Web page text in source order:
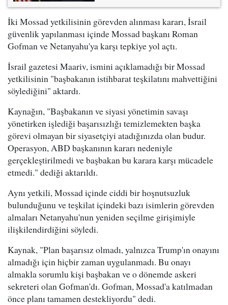
İki Mossad yetkilisinin görevden alınması kararı, İsrail
güvenlik yapılanması içinde Mossad başkanı Roman
Gofman ve Netanyahu'ya karşı tepkiye yol açtı.
İsrail gazetesi Maariv, ismini açıklamadığı bir Mossad
yetkilisinin "başbakanın istihbarat teşkilatını mahvettiğini
söylediğini" aktardı.
Kaynağın, "Başbakanın ve siyasi yönetimin savaşı
yönetirken işlediği başarısızlığı temizlemekten başka
görevi olmayan bir siyasetçiyi atadığınızda olan budur.
Operasyon, ABD başkanının kararı nedeniyle
gerçekleştirilmedi ve başbakan bu karara karşı mücadele
etmedi." dediği aktarıldı.
Aynı yetkili, Mossad içinde ciddi bir hoşnutsuzluk
bulunduğunu ve teşkilat içindeki bazı isimlerin görevden
almaları Netanyahu'nun yeniden seçilme girişimiyle
ilişkilendirdiğini söyledi.
Kaynak, "Plan başarısız olmadı, yalnızca Trump'ın onayını
almadığı için hiçbir zaman uygulanmadı. Bu onayı
almakla sorumlu kişi başbakan ve o dönemde askeri
sekreteri olan Gofman'dı. Gofman, Mossad'a katılmadan
önce planı tamamen destekliyordu" dedi.